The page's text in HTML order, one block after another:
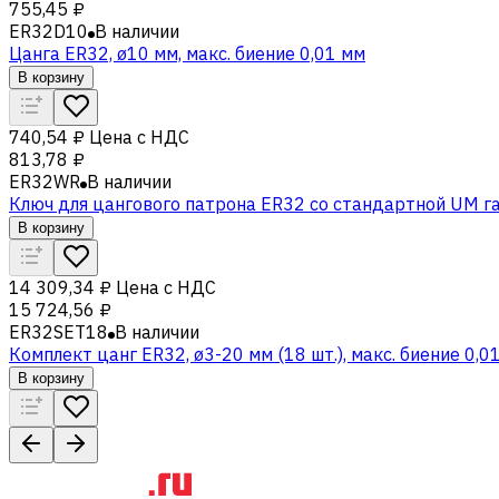
755,45 ₽
ER32D10 В наличии
Цанга ER32, ø10 мм, макс. биение 0,01 мм
В корзину
740,54 ₽ Цена с НДС
813,78 ₽
ER32WR В наличии
Ключ для цангового патрона ER32 со стандартной UM
В корзину
14 309,34 ₽ Цена с НДС
15 724,56 ₽
ER32SET18 В наличии
Комплект цанг ER32, ø3-20 мм (18 шт.), макс. биение
В корзину